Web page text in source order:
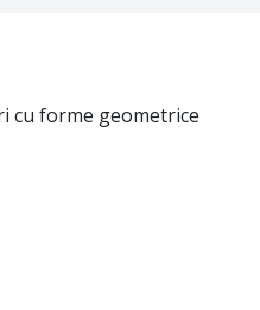
cu forme geometrice